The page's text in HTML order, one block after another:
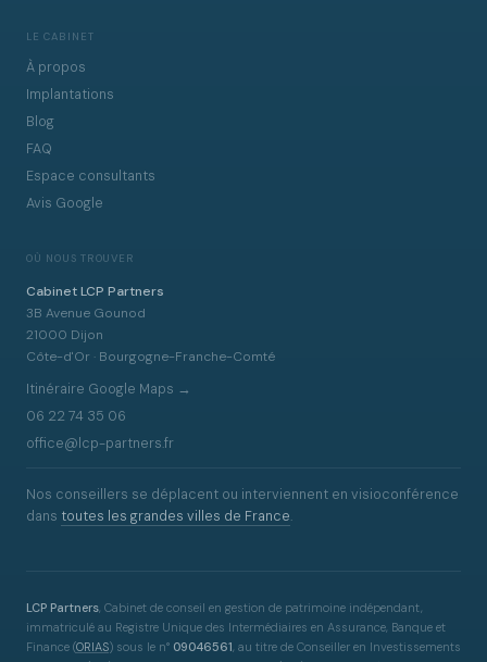
LE CABINET
À propos
Implantations
Blog
FAQ
Espace consultants
Avis Google
OÙ NOUS TROUVER
Cabinet LCP Partners
3B Avenue Gounod
21000 Dijon
Côte-d'Or · Bourgogne-Franche-Comté
Itinéraire Google Maps →
06 22 74 35 06
office@lcp-partners.fr
Nos conseillers se déplacent ou interviennent en visioconférence
dans toutes les grandes villes de France.
LCP Partners , Cabinet de conseil en gestion de patrimoine indépendant,
immatriculé au Registre Unique des Intermédiaires en Assurance, Banque et
Finance (ORIAS) sous le n° 09046561 , au titre de Conseiller en Investissements